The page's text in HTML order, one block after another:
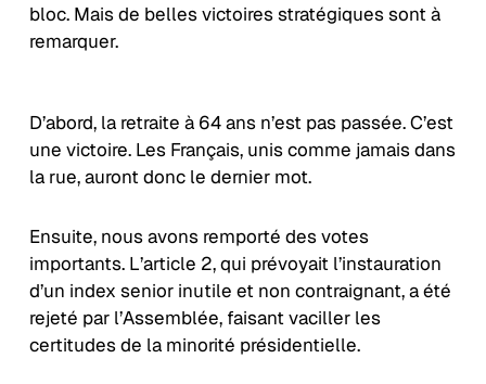
bloc. Mais de belles victoires stratégiques sont à
remarquer.
D’abord, la retraite à 64 ans n’est pas passée. C’est
une victoire. Les Français, unis comme jamais dans
la rue, auront donc le dernier mot.
Ensuite, nous avons remporté des votes
importants. L’article 2, qui prévoyait l’instauration
d’un index senior inutile et non contraignant, a été
rejeté par l’Assemblée, faisant vaciller les
certitudes de la minorité présidentielle.